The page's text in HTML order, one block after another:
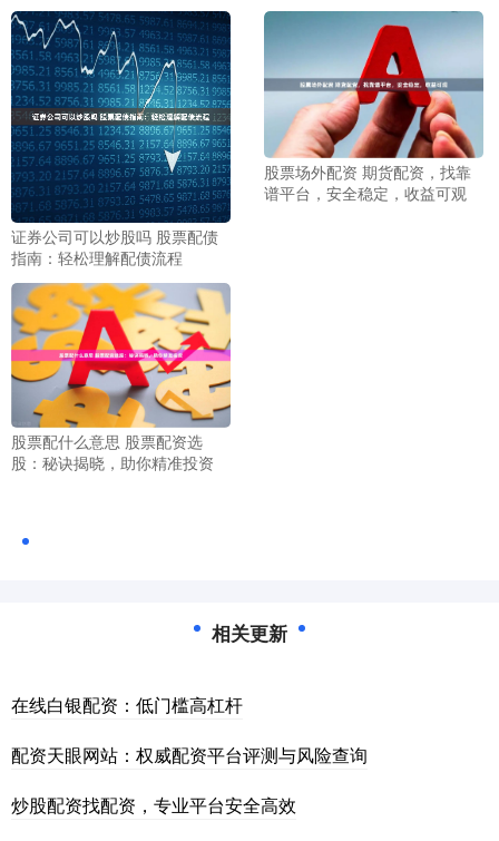
证券公司可以炒股吗 股票配债
指南：轻松理解配债流程
股票场外配资 期货配资，找靠
谱平台，安全稳定，收益可观
股票配什么意思 股票配资选
股：秘诀揭晓，助你精准投资
相关更新
在线白银配资：低门槛高杠杆
配资天眼网站：权威配资平台评测与风险查询
炒股配资找配资，专业平台安全高效